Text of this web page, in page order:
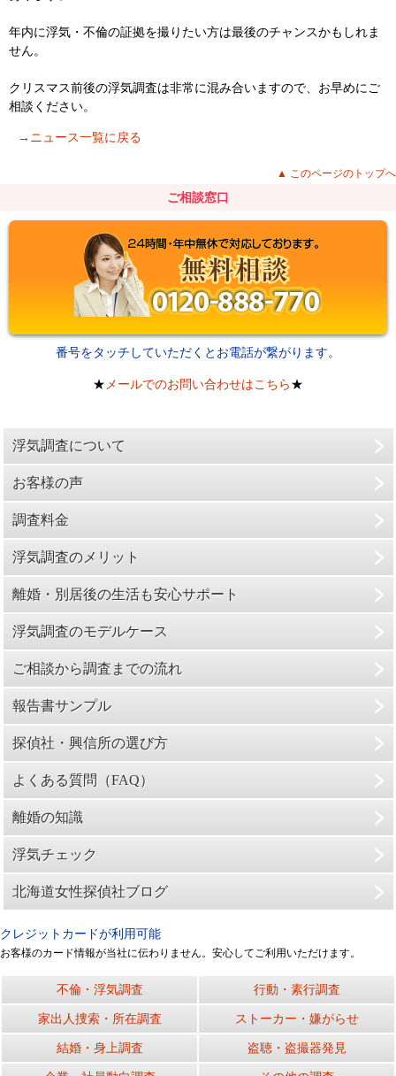
年内に浮気・不倫の証拠を撮りたい方は最後のチャンスかもしれま
せん。
クリスマス前後の浮気調査は非常に混み合いますので、お早めにご
相談ください。
→ニュース一覧に戻る
▲ このページのトップへ
ご相談窓口
番号をタッチしていただくとお電話が繋がります。
★ メールでのお問い合わせはこちら★
浮気調査について
お客様の声
調査料金
浮気調査のメリット
離婚・別居後の生活も安心サポート
浮気調査のモデルケース
ご相談から調査までの流れ
報告書サンプル
探偵社・興信所の選び方
よくある質問（FAQ）
離婚の知識
浮気チェック
北海道女性探偵社ブログ
クレジットカードが利用可能
お客様のカード情報が当社に伝わりません。安心してご利用いただけます。
不倫・浮気調査 行動・素行調査
家出人捜索・所在調査 ストーカー・嫌がらせ
結婚・身上調査 盗聴・盗撮器発見